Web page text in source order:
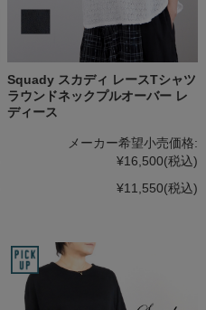
Squady スカディ レースTシャツ
ラウンドネックプルオーバー レ
ディース
メーカー希望小売価格:
¥16,500(税込)
¥11,550(税込)